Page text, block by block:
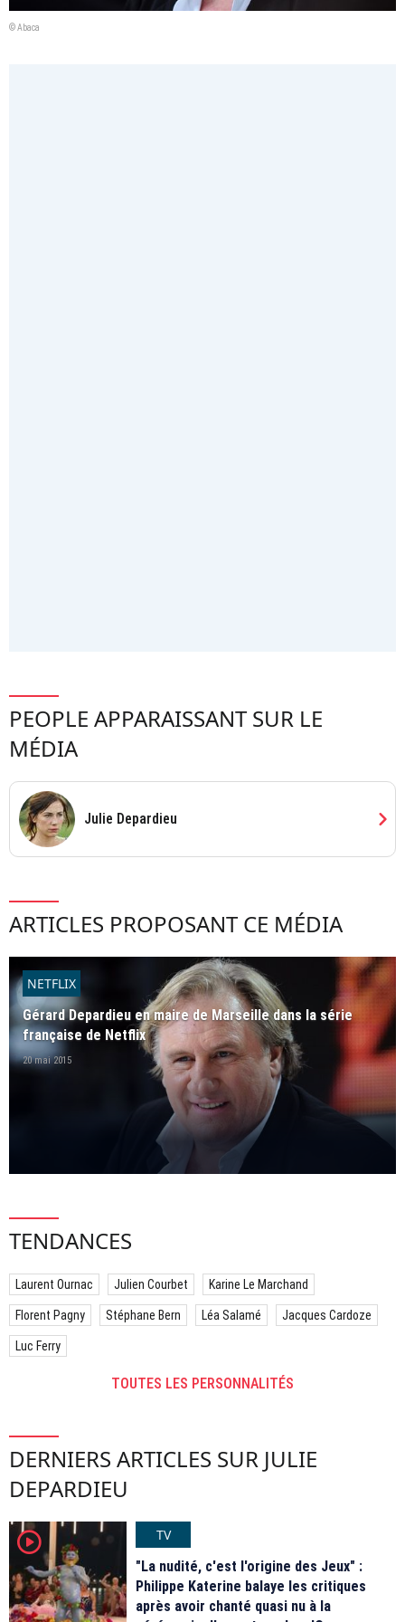
© Abaca
PEOPLE APPARAISSANT SUR LE
MÉDIA
Julie Depardieu chevron_right
ARTICLES PROPOSANT CE MÉDIA
NETFLIX
Gérard Depardieu en maire de Marseille dans la série
française de Netflix
20 mai 2015
TENDANCES
Laurent Ournac Julien Courbet Karine Le Marchand
Florent Pagny Stéphane Bern Léa Salamé Jacques Cardoze
Luc Ferry
TOUTES LES PERSONNALITÉS
DERNIERS ARTICLES SUR JULIE
DEPARDIEU
player2
TV
"La nudité, c'est l'origine des Jeux" :
Philippe Katerine balaye les critiques
après avoir chanté quasi nu à la